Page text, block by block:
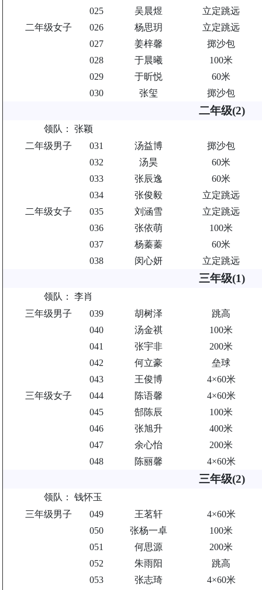
025
吴晨煜
立定跳远
二年级女子
026 杨思玥
立定跳远
027
姜梓馨
掷沙包
028
于晨曦
100米
029
于昕悦
60米
030
张玺 掷沙包
二年级(2)
领队：
张颖
二年级男子
031 汤益博
掷沙包
032
汤昊
60米
033
张辰逸
60米
034
张俊毅
立定跳远
二年级女子
035 刘涵雪
立定跳远
036
张依萌
100米
037
杨蓁蓁
60米
038
闵心妍 立定跳远
三年级(1)
领队：
李肖
三年级男子
039 胡树泽
跳高
040
汤金祺
100米
041
张宇非
200米
042
何立豪
垒球
043
王俊博
4×60米
三年级女子
044 陈语馨
4×60米
045
郜陈辰
100米
046
张旭升
400米
047
余心怡
200米
048
陈丽馨 4×60米
三年级(2)
领队：
钱怀玉
三年级男子
049 王茗轩
4×60米
050
张杨一卓
100米
051
何思源
200米
052
朱雨阳
跳高
053
张志琦
4×60米